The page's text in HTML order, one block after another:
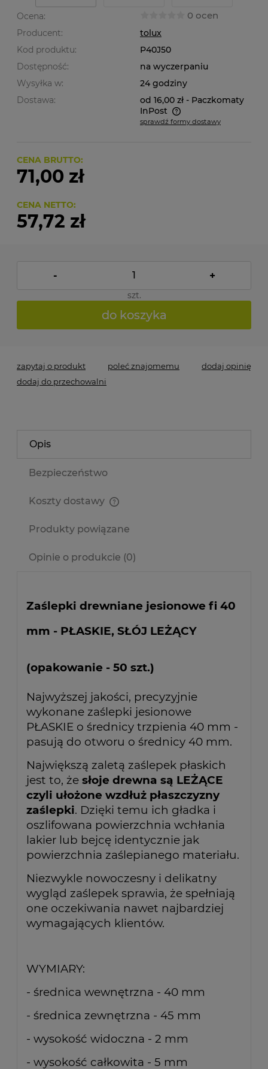
Ocena: 0 ocen
Producent:
tolux
Kod produktu:
P40J50
Dostępność:
na wyczerpaniu
Wysyłka w:
24 godziny
Dostawa:
od 16,00 zł - Paczkomaty
InPost
Cena nie zawiera ewentualnych kosztów płatności
sprawdź formy dostawy
CENA BRUTTO:
71,00 zł
CENA NETTO:
57,72 zł
- +
szt.
do koszyka
zapytaj o produkt poleć znajomemu
dodaj opinię
dodaj do przechowalni
Opis
Bezpieczeństwo
Koszty dostawy
Produkty powiązane
Opinie o produkcie (0)
Zaślepki drewniane jesionowe fi 40
mm - PŁASKIE, SŁÓJ LEŻĄCY
(opakowanie - 50 szt.)
Najwyższej jakości, precyzyjnie
wykonane zaślepki jesionowe
PŁASKIE o średnicy trzpienia 40 mm -
pasują do otworu o średnicy 40 mm.
Największą zaletą zaślepek płaskich
jest to, że słoje drewna są LEŻĄCE
czyli ułożone wzdłuż płaszczyzny
zaślepki. Dzięki temu ich gładka i
oszlifowana powierzchnia wchłania
lakier lub bejcę identycznie jak
powierzchnia zaślepianego materiału.
Niezwykle nowoczesny i delikatny
wygląd zaślepek sprawia, że spełniają
one oczekiwania nawet najbardziej
wymagających klientów.
WYMIARY:
- średnica wewnętrzna - 40 mm
- średnica zewnętrzna - 45 mm
- wysokość widoczna - 2 mm
- wysokość całkowita - 5 mm